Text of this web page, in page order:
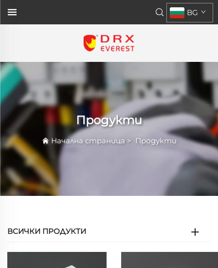
BG
Продукти
Начална страница> Продукти
ВСИЧКИ ПРОДУКТИ